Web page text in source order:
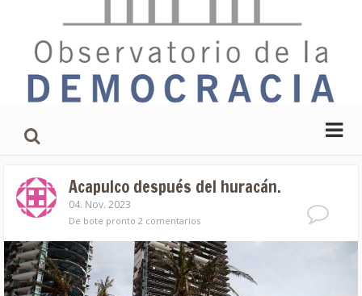
Acapulco después del huracán.
04. Nov. 2023
De bote pronto 2 comentarios